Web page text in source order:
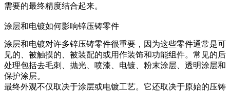
需要的最终精度结合起来。
涂层和电镀如何影响锌压铸零件
涂层和电镀对许多锌压铸零件很重要，因为这些零件通常是可
见的、被触摸的、被装配的或用作装饰和功能组件。常见的后
处理包括去毛刺、抛光、喷漆、电镀、粉末涂层、透明涂层和
保护涂层。
最终外观不仅取决于涂层或电镀工艺。它还取决于原始的压铸